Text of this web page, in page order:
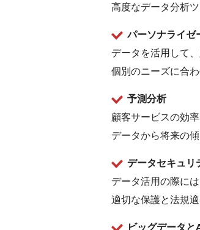
高度なデータ分析
パーソナライゼ
データを活用して
個別のニーズに合
予測分析
顧客サービスの効
データから将来の
データセキュリ
データ活用の際に
適切な保護と法規
ビッグデータと